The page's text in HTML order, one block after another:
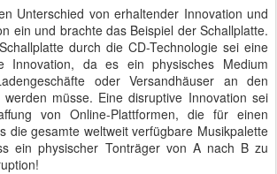
Unterschied von erhaltender Innovation und
ein und brachte das Beispiel der Schallplatte.
durch die CD-Technologie sei eine
Innovation, da es ein physisches Medium
oder Versandhäuser an den
müsse. Eine disruptive Innovation sei
von Online-Plattformen, die für einen
die gesamte weltweit verfügbare Musikpalette
ein physischer Tonträger von A nach B zu